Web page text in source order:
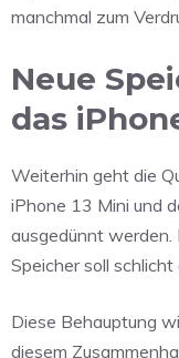
manchmal zum
Neue
das
Weiterhin geht die
iPhone 13 Mini und
ausgedünnt
Speicher soll
Diese Behauptung
diesem